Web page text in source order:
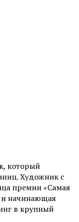
который
Художник с
премии «Самая
и начинающая
в крупный